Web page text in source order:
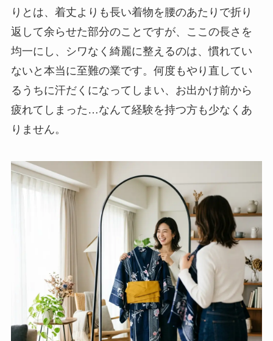
りとは、着丈よりも長い着物を腰のあたりで折り
返して余らせた部分のことですが、ここの長さを
均一にし、シワなく綺麗に整えるのは、慣れてい
ないと本当に至難の業です。何度もやり直してい
るうちに汗だくになってしまい、お出かけ前から
疲れてしまった…なんて経験を持つ方も少なくあ
りません。